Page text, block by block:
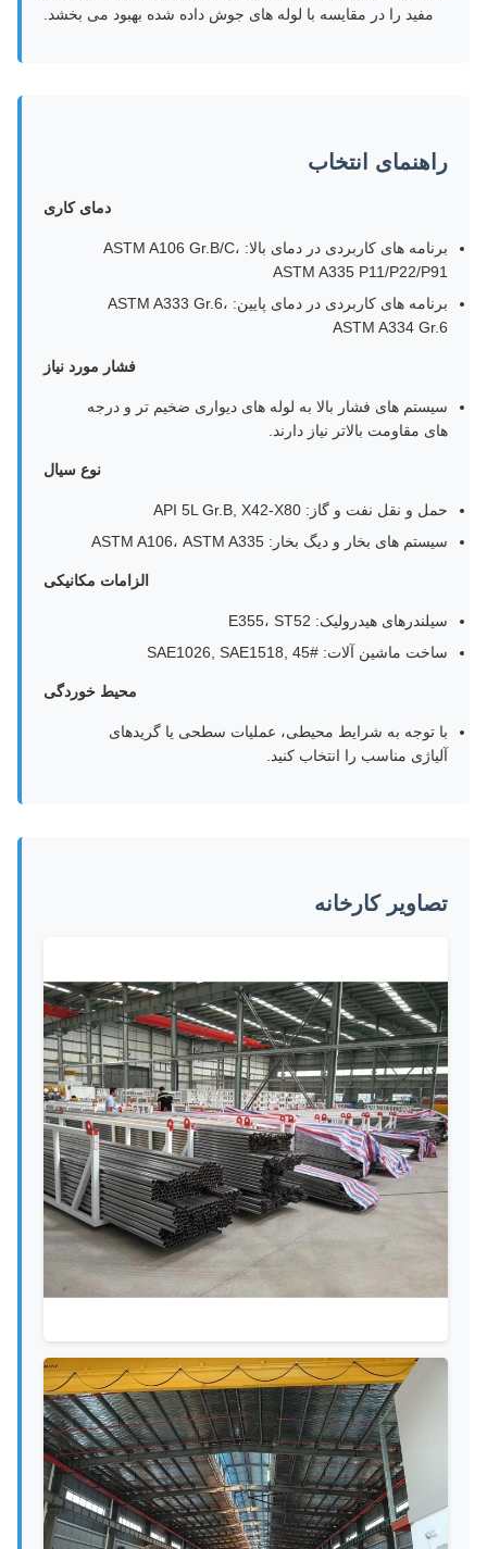
مفید را در مقایسه با لوله های جوش داده شده بهبود می بخشد.
راهنمای انتخاب
دمای کاری
برنامه های کاربردی در دمای بالا: ASTM A106 Gr.B/C،
ASTM A335 P11/P22/P91
برنامه های کاربردی در دمای پایین: ASTM A333 Gr.6،
ASTM A334 Gr.6
فشار مورد نیاز
سیستم های فشار بالا به لوله های دیواری ضخیم تر و درجه
های مقاومت بالاتر نیاز دارند.
نوع سیال
حمل و نقل نفت و گاز: API 5L Gr.B, X42-X80
سیستم های بخار و دیگ بخار: ASTM A106، ASTM A335
الزامات مکانیکی
سیلندرهای هیدرولیک: E355، ST52
ساخت ماشین آلات: SAE1026, SAE1518, 45#
محیط خوردگی
با توجه به شرایط محیطی، عملیات سطحی یا گریدهای
آلیاژی مناسب را انتخاب کنید.
تصاویر کارخانه